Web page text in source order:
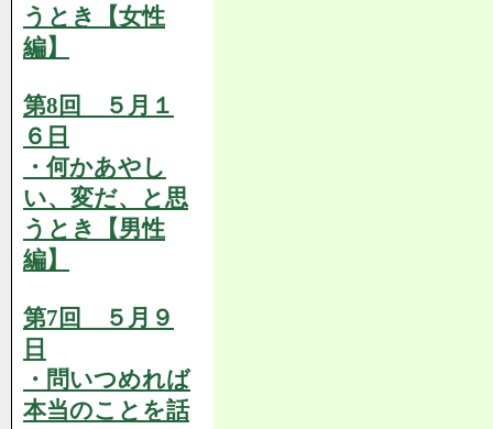
うとき【女性
編】
第8回 ５月１
６日
・何かあやし
い、変だ、と思
うとき【男性
編】
第7回 ５月９
日
・問いつめれば
本当のことを話